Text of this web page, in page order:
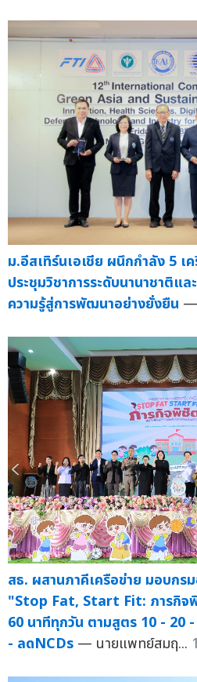
ม.อีสเทิร์นเอเชีย ผนึกกำลัง 5 เ
ประชุมวิชาการระดับนานาชาติแ
ความรู้สู่การพัฒนาอย่างยั่งยืน —
สธ. ผสานภาคีเครือข่าย มอบก
"Stop Fat, Start Fit: ภารกิจ
60 นาทีทุกวัน ตามสูตร 10 - 20
- ลดNCDs — นายแพทย์สมฤ...